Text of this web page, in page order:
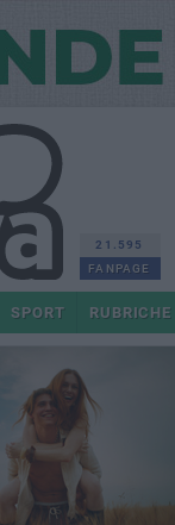
21.595
FANPAGE
SPORT RUBRICHE